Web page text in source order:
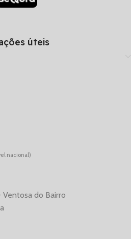
nacional)
Ventosa do Bairro
úteis